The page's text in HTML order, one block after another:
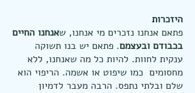
היזכרות
פתאם אנחנו נזכרים מי אנחנו, שאנחנו החיים
בכבודם ובעצמם. פתאם יש בנו תשוקה
ענקית לחוות. להיות כל מה שאנחנו, ללא
מחסומים כמו שיפוט או אשמה. הריפוי הוא
שלם ובלתי נתפס. הרבה מעבר לדמיון